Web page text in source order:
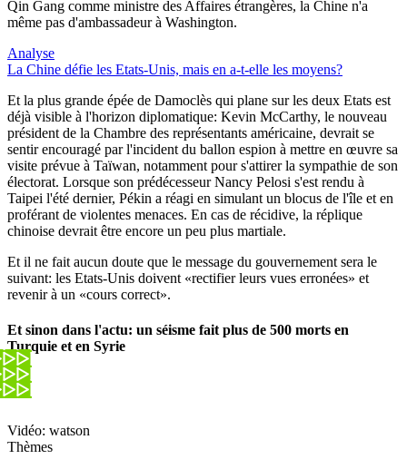
Qin Gang comme ministre des Affaires étrangères, la Chine n'a
même pas d'ambassadeur à Washington.
Analyse
La Chine défie les Etats-Unis, mais en a-t-elle les moyens?
Et la plus grande épée de Damoclès qui plane sur les deux Etats est
déjà visible à l'horizon diplomatique: Kevin McCarthy, le nouveau
président de la Chambre des représentants américaine, devrait se
sentir encouragé par l'incident du ballon espion à mettre en œuvre sa
visite prévue à Taïwan, notamment pour s'attirer la sympathie de son
électorat. Lorsque son prédécesseur Nancy Pelosi s'est rendu à
Taipei l'été dernier, Pékin a réagi en simulant un blocus de l'île et en
proférant de violentes menaces. En cas de récidive, la réplique
chinoise devrait être encore un peu plus martiale.
Et il ne fait aucun doute que le message du gouvernement sera le
suivant: les Etats-Unis doivent «rectifier leurs vues erronées» et
revenir à un «cours correct».
Et sinon dans l'actu: un séisme fait plus de 500 morts en
Turquie et en Syrie
Vidéo: watson
Thèmes